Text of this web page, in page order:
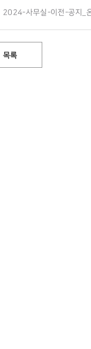
2024-사무실-이전-공지_
목록